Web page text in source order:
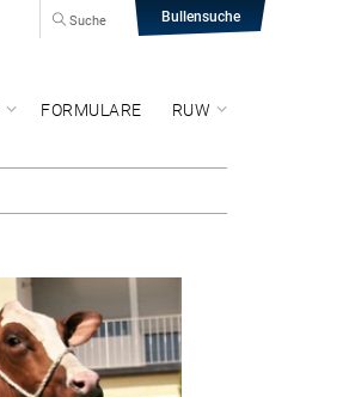
Bullensuche
Suche
FORMULARE RUW